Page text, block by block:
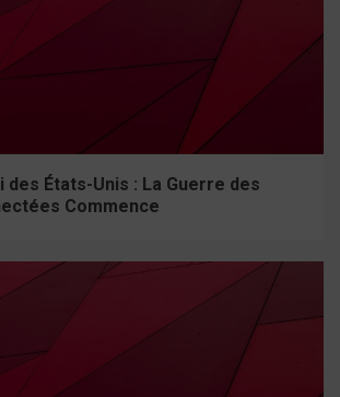
des États-Unis : La Guerre des
Commence